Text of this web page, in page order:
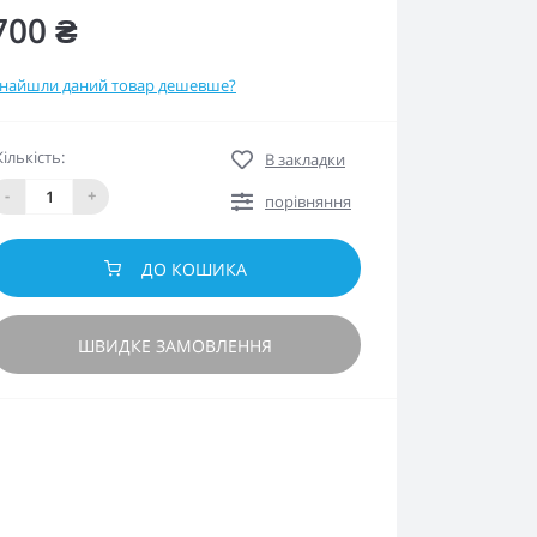
₴
даний товар дешевше?
-
+
В закладки
порівняння
ДО КОШИКА
ШВИДКЕ ЗАМОВЛЕННЯ